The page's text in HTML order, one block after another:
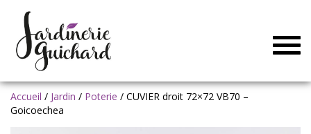
Accueil / Jardin / Poterie / CUVIER droit 72×72 VB70 –
Goicoechea